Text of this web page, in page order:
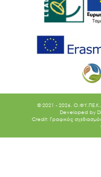
© 2021 - 2026.
Developed by
Credit: Γραφικός